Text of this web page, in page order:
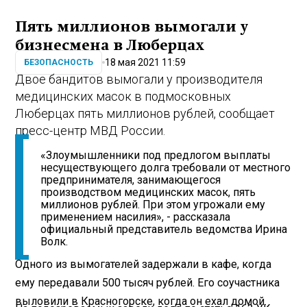
Пять миллионов вымогали у
бизнесмена в Люберцах
БЕЗОПАСНОСТЬ 18 мая 2021 11:59
Двое бандитов вымогали у производителя
медицинских масок в подмосковных
Люберцах пять миллионов рублей, сообщает
пресс-центр МВД России.
«Злоумышленники под предлогом выплаты
несуществующего долга требовали от местного
предпринимателя, занимающегося
производством медицинских масок, пять
миллионов рублей. При этом угрожали ему
применением насилия», - рассказала
официальный представитель ведомства Ирина
Волк.
Одного из вымогателей задержали в кафе, когда
ему передавали 500 тысяч рублей. Его соучастника
выловили в Красногорске, когда он ехал домой.